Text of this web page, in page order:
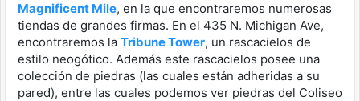
Magnificent Mile, en la que encontraremos numerosas
tiendas de grandes firmas. En el 435 N. Michigan Ave,
encontraremos la Tribune Tower, un rascacielos de
estilo neogótico. Además este rascacielos posee una
colección de piedras (las cuales están adheridas a su
pared), entre las cuales podemos ver piedras del Coliseo